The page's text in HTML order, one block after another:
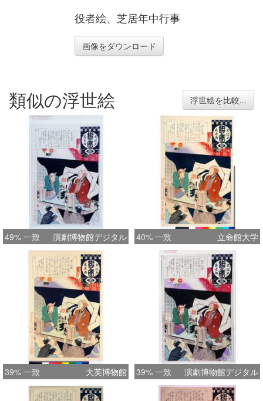
役者絵、芝居年中行事
画像をダウンロード
類似の浮世絵 浮世絵を比較...
49% 一致 演劇博物館デジタル 40% 一致 立命館大学
39% 一致 大英博物館 39% 一致 演劇博物館デジタル